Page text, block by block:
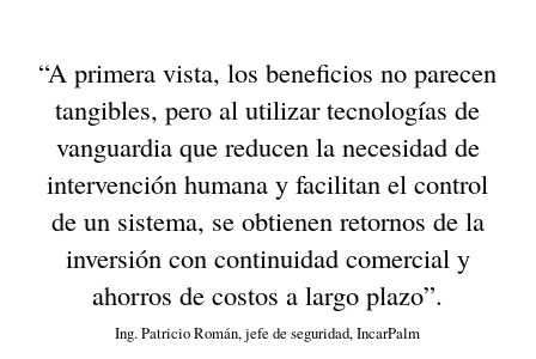
“A primera vista, los beneficios no parecen
tangibles, pero al utilizar tecnologías de
vanguardia que reducen la necesidad de
intervención humana y facilitan el control
de un sistema, se obtienen retornos de la
inversión con continuidad comercial y
ahorros de costos a largo plazo”.
Ing. Patricio Román, jefe de seguridad, IncarPalm